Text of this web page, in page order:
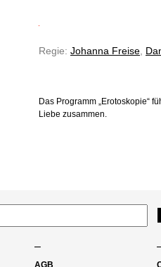
Regie: Johanna Freise
Das Programm „Erotoskopie“
Liebe zusammen.
–
AGB